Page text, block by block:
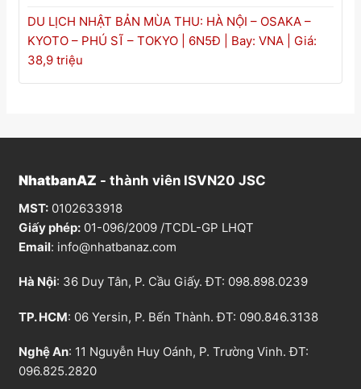
DU LỊCH NHẬT BẢN MÙA THU: HÀ NỘI – OSAKA –
KYOTO – PHÚ SĨ – TOKYO | 6N5Đ | Bay: VNA | Giá:
38,9 triệu
NhatbanAZ - thành viên ISVN20 JSC
MST: 0102633918
Giấy phép: 01-096/2009 /TCDL-GP LHQT
Email: info@nhatbanaz.com
Hà Nội: 36 Duy Tân, P. Cầu Giấy. ĐT: 098.898.0239
TP. HCM: 06 Yersin, P. Bến Thành. ĐT: 090.846.3138
Nghệ An: 11 Nguyễn Huy Oánh, P. Trường Vinh. ĐT:
096.825.2820